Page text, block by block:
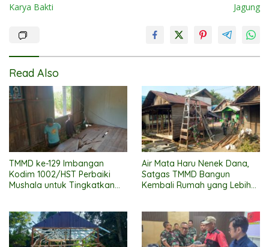
Karya Bakti
Jagung
Read Also
TMMD ke-129 Imbangan
Kodim 1002/HST Perbaiki
Mushala untuk Tingkatkan
Air Mata Haru Nenek Dana,
Satgas TMMD Bangun
Kembali Rumah yang Lebih